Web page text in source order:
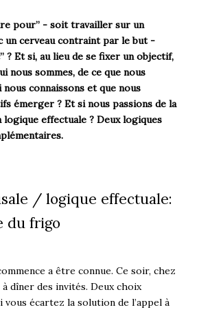
pour” - soit travailler sur un
un cerveau contraint par le but -
? Et si, au lieu de se fixer un objectif,
nous sommes, de ce que nous
nous connaissons et que nous
émerger ? Et si nous passions de la
logique effectuale ? Deux logiques
/ logique effectuale:
du frigo
a être connue. Ce soir, chez
dîner des invités. Deux choix
vous écartez la solution de l’appel à